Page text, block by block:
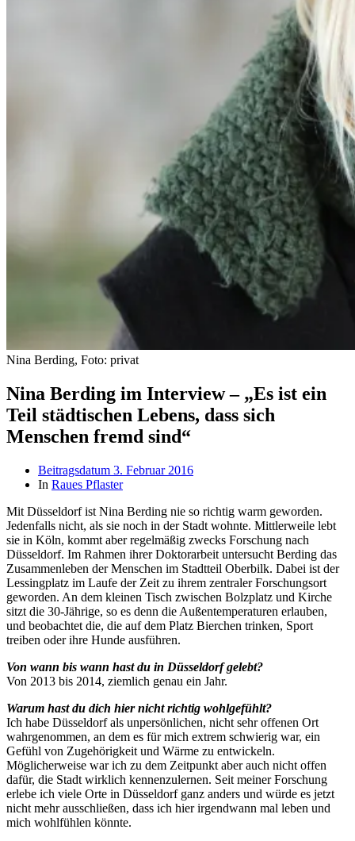
Nina Berding, Foto: privat
Nina Berding im Interview – „Es ist ein
Teil städtischen Lebens, dass sich
Menschen fremd sind“
Beitragsdatum 3. Februar 2016
In Raues Pflaster
Mit Düsseldorf ist Nina Berding nie so richtig warm geworden.
Jedenfalls nicht, als sie noch in der Stadt wohnte. Mittlerweile lebt
sie in Köln, kommt aber regelmäßig zwecks Forschung nach
Düsseldorf. Im Rahmen ihrer Doktorarbeit untersucht Berding das
Zusammenleben der Menschen im Stadtteil Oberbilk. Dabei ist der
Lessingplatz im Laufe der Zeit zu ihrem zentraler Forschungsort
geworden. An dem kleinen Tisch zwischen Bolzplatz und Kirche
sitzt die 30-Jährige, so es denn die Außentemperaturen erlauben,
und beobachtet die, die auf dem Platz Bierchen trinken, Sport
treiben oder ihre Hunde ausführen.
Von wann bis wann hast du in Düsseldorf gelebt?
Von 2013 bis 2014, ziemlich genau ein Jahr.
Warum hast du dich hier nicht richtig wohlgefühlt?
Ich habe Düsseldorf als unpersönlichen, nicht sehr offenen Ort
wahrgenommen, an dem es für mich extrem schwierig war, ein
Gefühl von Zugehörigkeit und Wärme zu entwickeln.
Möglicherweise war ich zu dem Zeitpunkt aber auch nicht offen
dafür, die Stadt wirklich kennenzulernen. Seit meiner Forschung
erlebe ich viele Orte in Düsseldorf ganz anders und würde es jetzt
nicht mehr ausschließen, dass ich hier irgendwann mal leben und
mich wohlfühlen könnte.